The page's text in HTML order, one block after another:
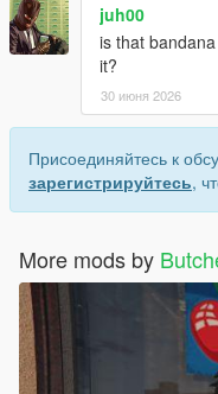
juh00
is that
it?
30 июня 2026
Присоединяйтесь к
зарегистрируйтесь,
More mods by